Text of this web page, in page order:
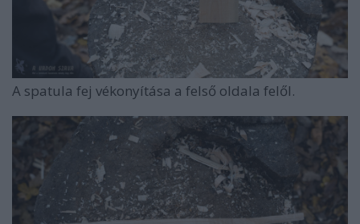
A spatula fej vékonyítása a felső oldala felől.